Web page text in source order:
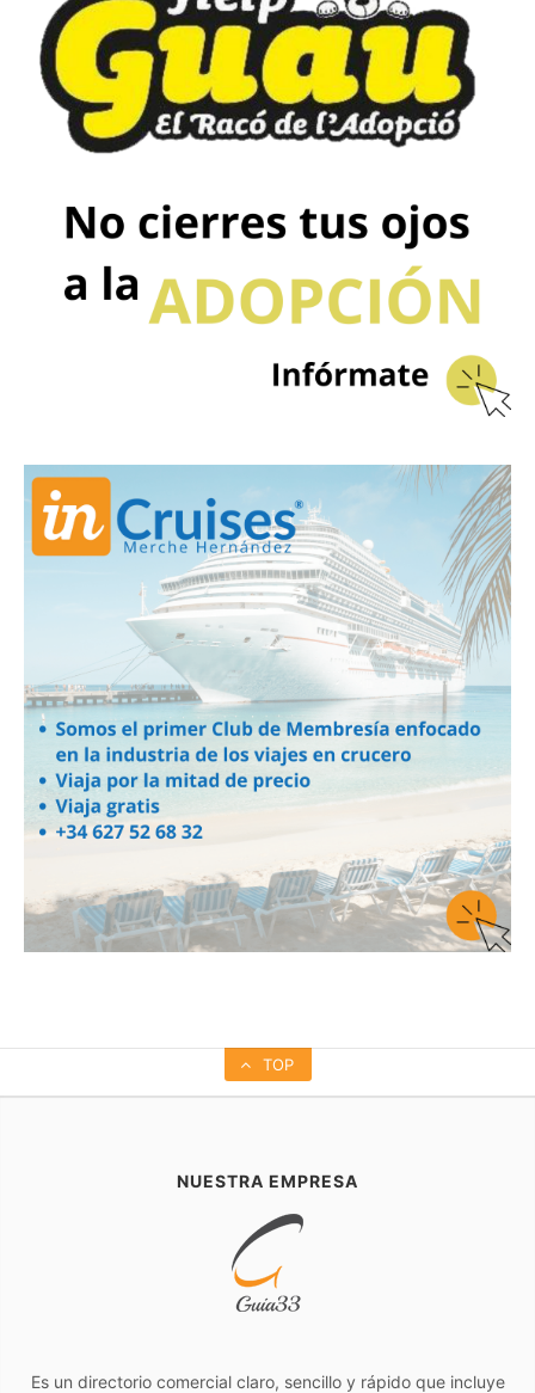
TOP
NUESTRA EMPRESA
Es un directorio comercial claro, sencillo y rápido que incluye